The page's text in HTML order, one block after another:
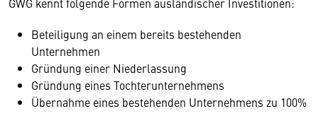
Beteiligung an einem bereits bestehenden
Unternehmen
Gründung einer Niederlassung
Gründung eines Tochterunternehmens
Übernahme eines bestehenden Unternehmens zu 100%